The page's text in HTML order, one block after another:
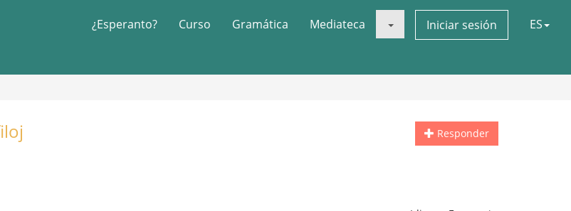
¿Esperanto? Curso Gramática Mediateca Iniciar sesión ES
Responder